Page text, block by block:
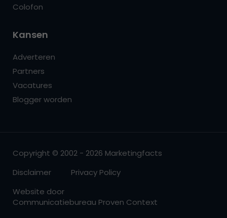
Colofon
Kansen
Adverteren
Partners
Vacatures
Blogger worden
Copyright © 2002 - 2026 Marketingfacts
Disclaimer
Privacy Policy
Website door
Communicatiebureau Proven Context